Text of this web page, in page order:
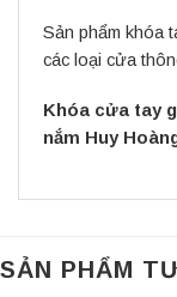
Sản phẩm khóa
các loại cửa
Khóa cửa tay
nắm Huy
SẢN PHẨM